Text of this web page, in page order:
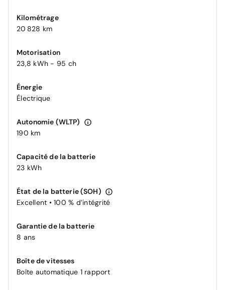
Kilométrage
20 828 km
Motorisation
23,8 kWh - 95 ch
Énergie
Électrique
Autonomie (WLTP)
190 km
Capacité de la batterie
23 kWh
État de la batterie (SOH)
Excellent • 100 % d’intégrité
Garantie de la batterie
8 ans
Boîte de vitesses
Boîte automatique 1 rapport